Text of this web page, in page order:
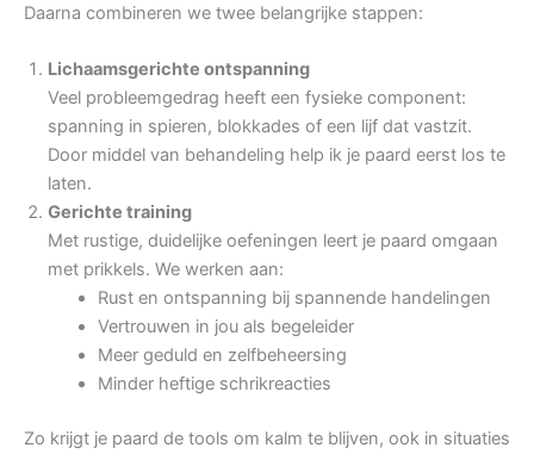
Daarna combineren we twee belangrijke stappen:
Lichaamsgerichte ontspanning
Veel probleemgedrag heeft een fysieke component:
spanning in spieren, blokkades of een lijf dat vastzit.
Door middel van behandeling help ik je paard eerst los te
laten.
Gerichte training
Met rustige, duidelijke oefeningen leert je paard omgaan
met prikkels. We werken aan:
Rust en ontspanning bij spannende handelingen
Vertrouwen in jou als begeleider
Meer geduld en zelfbeheersing
Minder heftige schrikreacties
Zo krijgt je paard de tools om kalm te blijven, ook in situaties